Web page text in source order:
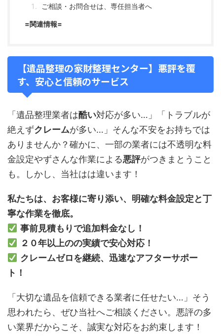
ご相談・お問合せは、専任担当者へ
=関連情報=
【遺品整理の家財整理センター】悪評を覆
す、安心と信頼のサービス
「遺品整理業者は酷い対応が多い…」「トラブルが
絶えずクレームが多い…」そんな不安をお持ちでは
ありませんか？確かに、一部の業者には不透明な料
金設定やずさんな作業による悪評がつきまとうこと
も。しかし、当社はは違います！
私たちは、お客様に寄り添い、明確な料金設定と丁
寧な作業を徹底。
事前見積もりで追加料金なし！
２０年以上のの実績で安心対応！
クレームゼロを継続、迅速なアフターサポー
ト！
「大切な遺品を信頼できる業者に任せたい…」そう
思われたら、ぜひ当社へご相談ください。悪評の多
い業界だからこそ、誠実な対応をお約束します！